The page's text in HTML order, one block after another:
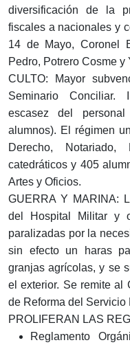
diversificación de la
fiscales a nacionales y
14 de Mayo, Coronel
Pedro, Potrero Cosme y
CULTO: Mayor
Seminario Conciliar.
escasez del
alumnos). El régimen
Derecho,
catedráticos y 405
Artes y Oficios.
GUERRA Y MARINA:
del Hospital Militar y
paralizadas por la
sin efecto un haras
granjas agrícolas, y se
el exterior. Se remite al
de Reforma del Servicio
PROLIFERAN LAS
Reglamento